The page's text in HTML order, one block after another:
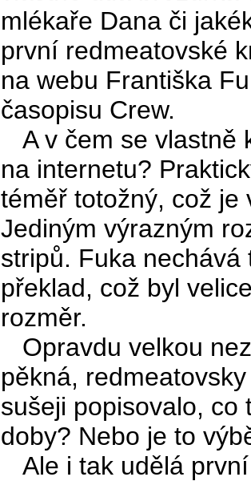
mlékaře Dana či
první redmeatovské
na webu Františka
časopisu Crew.
A v čem se vlastně
na internetu?
téměř totožný, což je
Jediným výrazným
stripů. Fuka
překlad, což byl
rozměr.
Opravdu velkou
pěkná,
sušeji popisovalo, co
doby? Nebo je to
Ale i tak udělá